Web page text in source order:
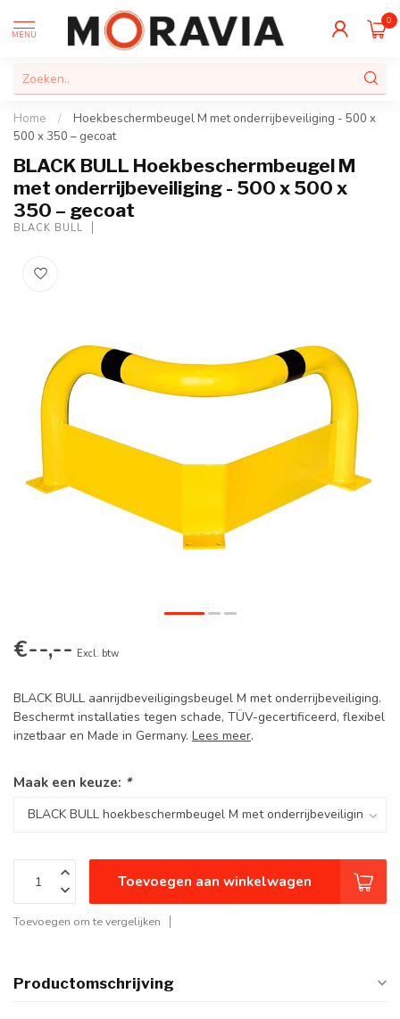
MENU
0
Home /
Hoekbeschermbeugel M met onderrijbeveiliging - 500 x
500 x 350 – gecoat
BLACK BULL Hoekbeschermbeugel M
met onderrijbeveiliging - 500 x 500 x
350 – gecoat
BLACK BULL
€--,-- Excl. btw
BLACK BULL aanrijdbeveiligingsbeugel M met onderrijbeveiliging.
Beschermt installaties tegen schade, TÜV-gecertificeerd, flexibel
inzetbaar en Made in Germany. Lees meer.
Maak een keuze: *
Toevoegen aan winkelwagen
Toevoegen om te vergelijken
Productomschrijving